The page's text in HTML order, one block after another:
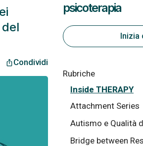
ios_shareCondividi
Rubriche
Inside THERAPY
Attachment Series
Autismo e Qualità
Bridge between
psicoterapia
Inizia